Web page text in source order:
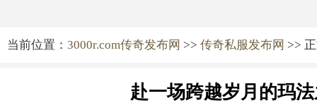
当前位置： 3000r.com传奇发布网 >> 传奇私服发布网 >>
赴一场跨越岁月的玛